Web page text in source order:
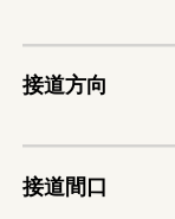
接道方向
接道間口